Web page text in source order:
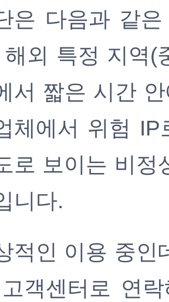
은 다음과 같
해외 특정 지역(
서 짧은 시간
체에서 위험
로 보이는 비정
니다.
적인 이용 중인
객센터로 연